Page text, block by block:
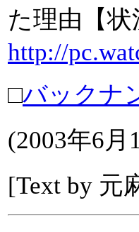
た理由【状
http://
□バックナ
(2003年6月
[Text by 元